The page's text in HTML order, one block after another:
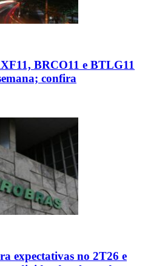
BRCO11 e BTLG11
confira
expectativas no 2T26 e